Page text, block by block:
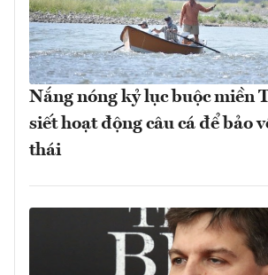
Nắng nóng kỷ lục buộc miền
siết hoạt động câu cá để bảo
thái